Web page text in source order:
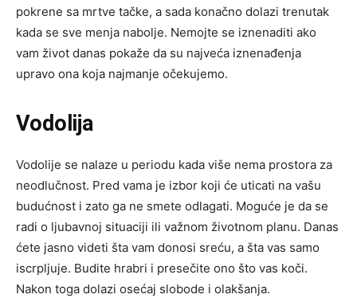
pokrene sa mrtve tačke, a sada konačno dolazi trenutak
kada se sve menja nabolje. Nemojte se iznenaditi ako
vam život danas pokaže da su najveća iznenađenja
upravo ona koja najmanje očekujemo.
Vodolija
Vodolije se nalaze u periodu kada više nema prostora za
neodlučnost. Pred vama je izbor koji će uticati na vašu
budućnost i zato ga ne smete odlagati. Moguće je da se
radi o ljubavnoj situaciji ili važnom životnom planu. Danas
ćete jasno videti šta vam donosi sreću, a šta vas samo
iscrpljuje. Budite hrabri i presečite ono što vas koči.
Nakon toga dolazi osećaj slobode i olakšanja.